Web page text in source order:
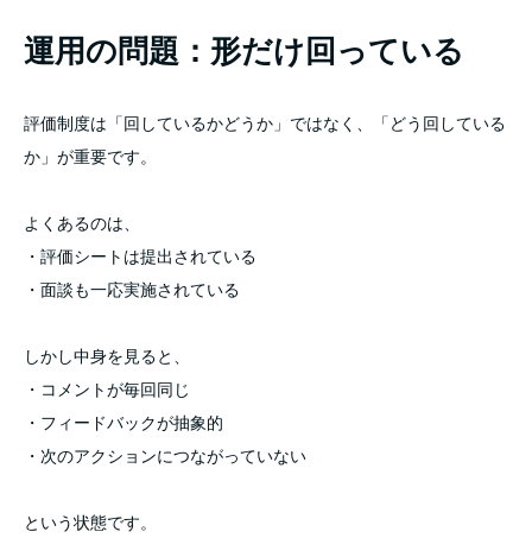
運用の問題：形だけ回っている
評価制度は「回しているかどうか」ではなく、「どう回している
か」が重要です。
よくあるのは、
・評価シートは提出されている
・面談も一応実施されている
しかし中身を見ると、
・コメントが毎回同じ
・フィードバックが抽象的
・次のアクションにつながっていない
という状態です。